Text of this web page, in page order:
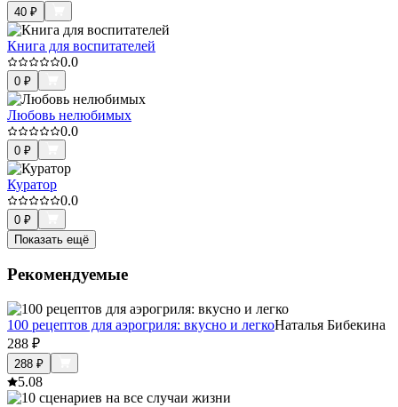
40 ₽
Книга для воспитателей
0.0
0 ₽
Любовь нелюбимых
0.0
0 ₽
Куратор
0.0
0 ₽
Показать ещё
Рекомендуемые
100 рецептов для аэрогриля: вкусно и легкоНаталья Бибекина
288 ₽
288 ₽
5.08